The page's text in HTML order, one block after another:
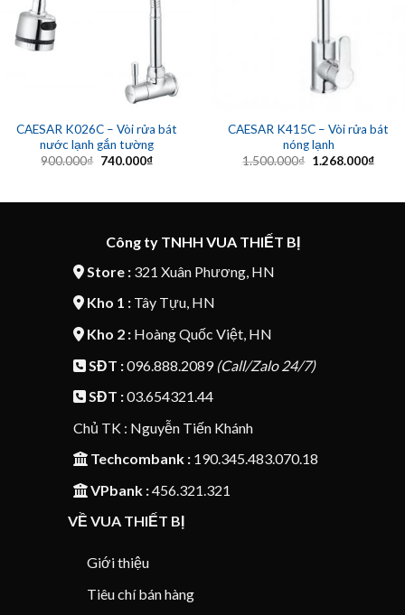
CAESAR K026C – Vòi rửa bát
nước lạnh gắn tường
900.000₫ Giá
740.000₫Giá
740.000₫.
CAESAR K415C – Vòi rửa bát
nóng lạnh
1.500.000₫ Giá
1.268.000₫Giá
Công ty TNHH VUA THIẾT BỊ
Store :321 Xuân Phương, HN
Kho 1 :Tây Tựu, HN
Kho 2 :Hoàng Quốc Việt, HN
SĐT :096.888.2089 (Call/Zalo 24/7)
SĐT :03.654321.44
Chủ TK : Nguyễn Tiến Khánh
Techcombank :190.345.483.070.18
VPbank :456.321.321
VỀ VUA THIẾT BỊ
Giới thiệu
Tiêu chí bán hàng